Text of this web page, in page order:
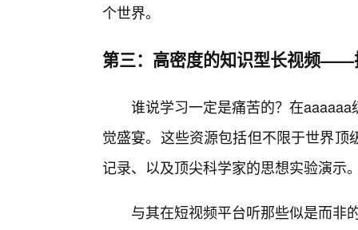
个世界。
第三：高密度的知识型长视频——
谁说学习一定是痛苦的？在
觉盛宴。这些资源包括但不限于世界
记录、以及顶尖科学家的思想实验演示
与其在短视频平台听那些似是而非